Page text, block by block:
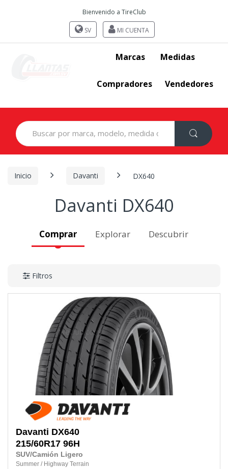
Bienvenido a TireClub
SV MI CUENTA
Marcas Medidas
Compradores Vendedores
Search
for:
Inicio Davanti DX640
Davanti DX640
Comprar Explorar Descubrir
Filtros
Davanti DX640
215/60R17 96H
SUV/Camión Ligero
Summer / Highway Terrain